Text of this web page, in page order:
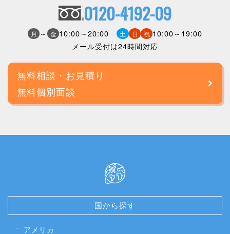
0120-4192-09
月 ～ 金 10:00～20:00 土 日 祝 10:00～19:00
メール受付は24時間対応
無料相談・お見積り
無料個別面談
国から探す
アメリカ